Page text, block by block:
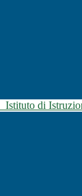
Istituto di